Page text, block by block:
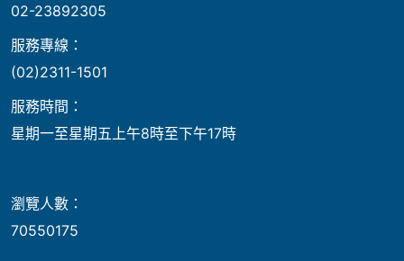
02-23892305
服務專線：
(02)2311-1501
服務時間：
星期一至星期五上午8時至下午17時
瀏覽人數：
70550175